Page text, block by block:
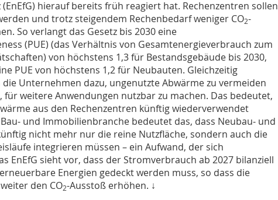
(EnEfG) hierauf bereits früh reagiert hat. Rechenzentren sollen
und trotz steigendem Rechenbedarf weniger CO2-
So verlangt das Gesetz bis 2030 eine
(PUE) (das Verhältnis von Gesamtenergieverbrauch zum
von höchstens 1,3 für Bestandsgebäude bis 2030,
PUE von höchstens 1,2 für Neubauten. Gleichzeitig
Unternehmen dazu, ungenutzte Abwärme zu vermeiden
weitere Anwendungen nutzbar zu machen. Das bedeutet,
aus den Rechenzentren künftig wiederverwendet
und Immobilienbranche bedeutet das, dass Neubau‑ und
nicht mehr nur die reine Nutzfläche, sondern auch die
integrieren müssen – ein Aufwand, der sich
EnEfG sieht vor, dass der Stromverbrauch ab 2027 bilanziell
Energien gedeckt werden muss, so dass die
den CO2-Ausstoß erhöhen. ↓